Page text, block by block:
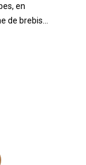
en
brebis...